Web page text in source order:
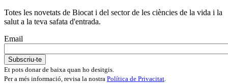
Totes les novetats de Biocat i del sector de les ciències de la vida i la
salut a la teva safata d'entrada.
Email
Et pots donar de baixa quan ho desitgis.
Per a més informació, revisa la nostra Política de Privacitat